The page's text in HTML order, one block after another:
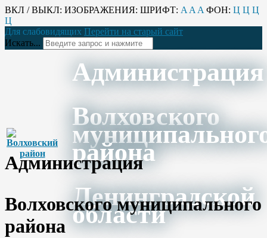
ВКЛ / ВЫКЛ: ИЗОБРАЖЕНИЯ: ШРИФТ: A A A ФОН: Ц Ц Ц
Ц
Для слабовидящих Перейти на старый сайт
Искать...
Администрация
Волховского
района
Ленинградской
области
Администрация
Волховского муниципального
района